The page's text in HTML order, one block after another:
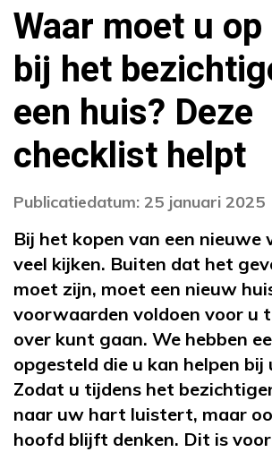
Waar moet u
bij het
een huis? Deze
checklist helpt
Publicatiedatum: 25 januari 2025
Bij het kopen van een nieuwe
veel kijken. Buiten dat het
moet zijn, moet een nieuw
voorwaarden voldoen voor u
over kunt gaan. We hebben
opgesteld die u kan helpen bij
Zodat u tijdens het
naar uw hart luistert, maar
hoofd blijft denken. Dit is